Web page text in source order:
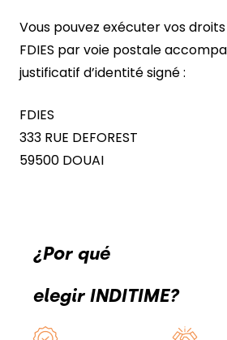
Vous pouvez exécuter vos
FDIES par voie postale
justificatif d’identité signé :
FDIES
333 RUE DEFOREST
59500 DOUAI
¿Por qué
elegir INDITIME?